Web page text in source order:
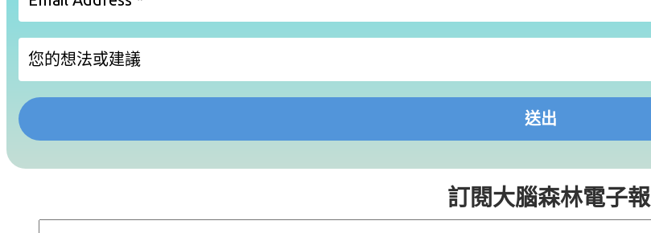
訂閱大腦森林電子報